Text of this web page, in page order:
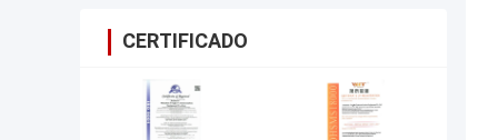
CERTIFICADO